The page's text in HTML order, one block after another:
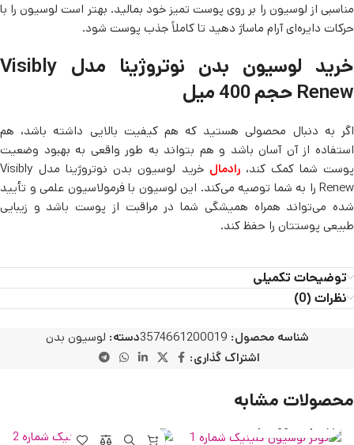
مناسبی از لوسیون را بر روی پوست تمیز خود بمالید. بهتر است لوسیون را با
حرکات دایره‌ای آرام ماساژ دهید تا کاملاً جذب پوست شود.
خرید لوسیون بدن نوتروژینا مدل Visibly
Renew حجم 400 میل
اگر به دنبال محصولی هستید که هم کیفیت بالایی داشته باشد، هم
استفاده از آن آسان باشد و هم بتواند به طور واقعی به بهبود وضعیت
پوست شما کمک کند،رادمال
خرید لوسیون بدن نوتروژینا مدل Visibly
Renew را به شما توصیه می‌کند. این لوسیون با فرمولاسیون علمی و تأیید
شده می‌تواند همراه همیشگی شما در مراقبت از پوست باشد و زیبایی
طبیعی پوستتان را حفظ کند.
توضیحات تکمیلی
نظرات (0)
شناسه محصول: 3574661200019دسته: لوسیون بدن
اشتراک گذاری:
محصولات مشابه